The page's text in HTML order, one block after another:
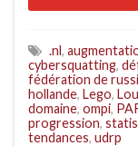
.nl,
cybersquatting,
fédération de
hollande, Lego,
domaine, ompi,
progression,
tendances, udrp